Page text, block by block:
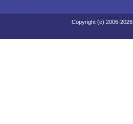
Copyright (c) 2006-